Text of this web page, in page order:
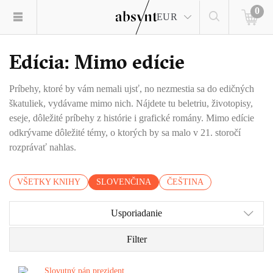
EUR
0
Edícia: Mimo edície
Príbehy, ktoré by vám nemali ujsť, no nezmestia sa do edičných
škatuliek, vydávame mimo nich. Nájdete tu beletriu, životopisy,
eseje, dôležité príbehy z histórie i grafické romány. Mimo edície
odkrývame dôležité témy, o ktorých by sa malo v 21. storočí
rozprávať nahlas.
VŠETKY KNIHY SLOVENČINA ČEŠTINA
Usporiadanie
Filter